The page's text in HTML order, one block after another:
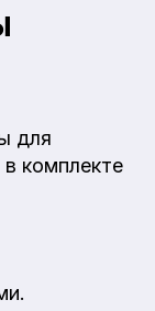
для
в комплекте